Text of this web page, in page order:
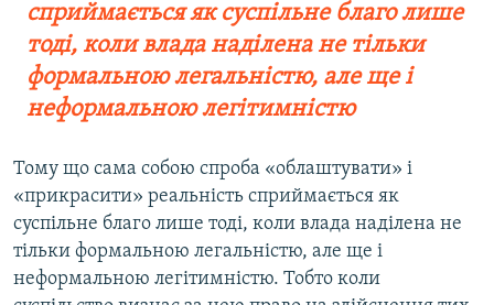
сприймається як суспільне благо лише
тоді, коли влада наділена не тільки
формальною легальністю, але ще і
неформальною легітимністю
Тому що сама собою спроба «облаштувати» і
«прикрасити» реальність сприймається як
суспільне благо лише тоді, коли влада наділена не
тільки формальною легальністю, але ще і
неформальною легітимністю. Тобто коли